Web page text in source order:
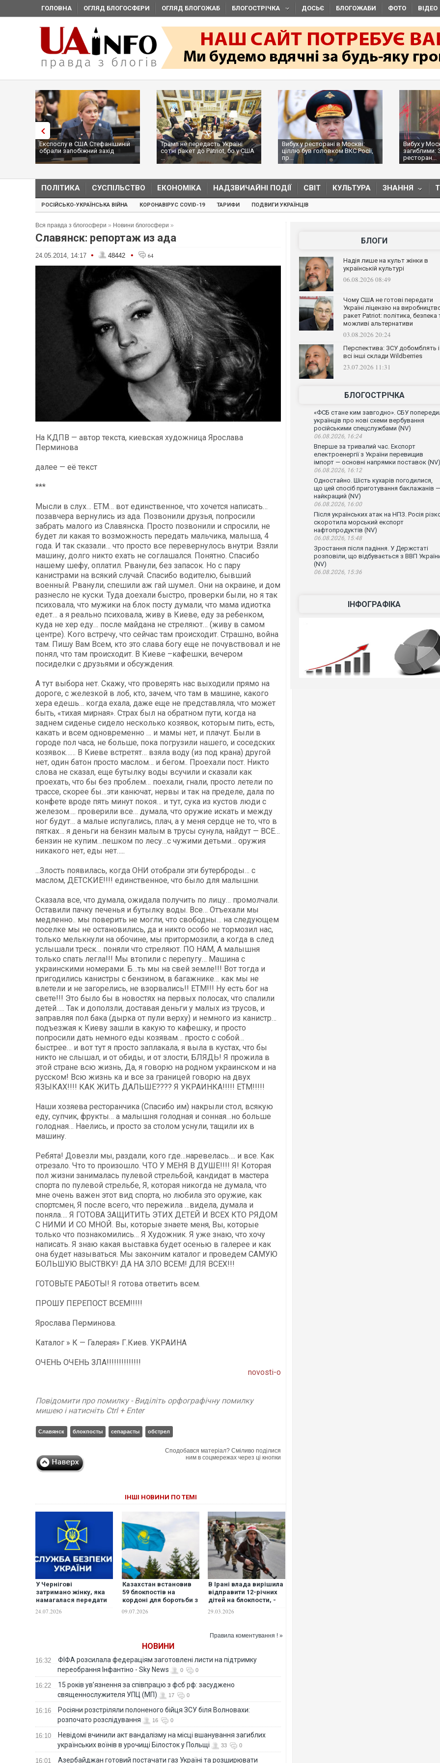
ГОЛОВНА ОГЛЯД БЛОГОСФЕРИ ОГЛЯД БЛОГОЖАБ БЛОГОСТРІЧКА ДОСЬЄ БЛОГОЖАБИ ФОТО ВІДЕО
Експослу в США Стефанішиній
обрали запобіжний захід
Трамп не передасть Україні
сотні ракет до Patriot, бо у США
...
Вибух у ресторані в Москві:
ціллю був головком ВКС Росії,
пр...
Вибух у
загиблими:
ресторан...
ПОЛІТИКА СУСПІЛЬСТВО ЕКОНОМІКА НАДЗВИЧАЙНІ ПОДІЇ СВІТ КУЛЬТУРА ЗНАННЯ
РОСІЙСЬКО-УКРАЇНСЬКА ВІЙНА КОРОНАВІРУС COVID-19 ТАРИФИ ПОДВИГИ УКРАЇНЦІВ
Вся правда з блогосфери » Новини блогосфери »
Славянск: репортаж из ада
24.05.2014, 14:17 • 48442 • 64
На КДПВ — автор текста, киевская художница Ярослава
Перминова
далее — её текст
***
Мысли в слух… ЕТМ… вот единственное, что хочется написать…
позавчера вернулись из ада. Позвонили друзья, попросили
забрать малого из Славянска. Просто позвонили и спросили, не
будет ли какая то возможность передать мальчика, малыша, 4
года. И так сказали… что просто все перевернулось внутри. Взяли
машину, долго никто ехать не соглашался. Понятно. Спасибо
нашему шефу, оплатил. Рванули, без запасок. Но с пару
канистрами на всякий случай. Спасибо водителю, бывший
военный. Рванули, спешили аж гай шумел.. Они на окраине, и дом
разнесло не куски. Туда доехали быстро, проверки были, но я так
психовала, что мужики на блок посту думали, что мама идиотка
едет… а я реально психовала, живу в Киеве, еду за ребенком,
куда не хер еду… после майдана не стреляют… (живу в самом
центре). Кого встречу, что сейчас там происходит. Страшно, война
там. Пишу Вам Всем, кто это слава богу еще не почувствовал и не
понял, что там происходит. В Киеве –кафешки, вечером
посиделки с друзьями и обсуждения.
А тут выбора нет. Скажу, что проверять нас выходили прямо на
дороге, с железкой в лоб, кто, зачем, что там в машине, какого
хера едешь… когда ехала, даже еще не представляла, что может
быть, «тихая мирная». Страх был на обратном пути, когда на
заднем сиденье сидело несколько козявок, которым пить, есть,
какать и всем одновременно … и мамы нет, и плачут. Были в
городе пол часа, не больше, пока погрузили нашего, и соседских
козявок…… В Киеве встретят… взяла воду (из под крана) другой
нет, один батон просто маслом… и бегом.. Проехали пост. Никто
слова не сказал, еще бутылку воды всучили и сказали как
проехать, что бы без проблем… поехали, гнали, просто летели по
трассе, скорее бы…эти канючат, нервы и так на пределе, дала по
конфете вроде пять минут покоя… и тут, сука из кустов люди с
железом…. проверили все… думала, что оружие искать и между
ног будут… а малые испугались, плач, а у меня сердце не то, что в
пятках… я деньги на бензин малым в трусы сунула, найдут — ВСЕ…
бензин не купим…пешком по лесу…с чужими детьми… оружия
никакого нет, еды нет…..
...Злость появилась, когда ОНИ отобрали эти бутерброды… с
маслом, ДЕТСКИЕ!!!! единственное, что было для малышни.
Сказала все, что думала, ожидала получить по лицу… промолчали.
Оставили пачку печенья и бутылку воды. Все… Отъехали мы
медленно.. мы поверить не могли, что свободны… на следующем
поселке мы не остановились, да и никто особо не тормозил нас,
только мелькнули на обочине, мы притормозили, а когда в след
услышали треск… поняли что стреляют. ПО НАМ, А малышня
только спать легла!!! Мы втопили с перепугу… Машина с
украинскими номерами. Б…ть мы на свей земле!!! Вот тогда и
пригодились канистры с бензином, в багажнике… как мы не
влетели и не загорелись, не взорвались!! ЕТМ!!! Ну есть бог на
свете!!! Это было бы в новостях на первых полосах, что спалили
детей….. Так и доползли, доставая деньги у малых из трусов, и
заправляя пол бака (дырка от пули верху) и немного из канистр…
подъезжая к Киеву зашли в какую то кафешку, и просто
попросили дать немного еды козявам… просто с собой…
быстрее… и вот тут я просто заплакала, я выла в кустах, что бы
никто не слышал, и от обиды, и от злости, БЛЯДЬ! Я прожила в
этой стране всю жизнь, Да, я говорю на родном украинском и на
русском! Всю жизнь ка и все за границей говорю на двух
ЯЗЫКАХ!!!! КАК ЖИТЬ ДАЛЬШЕ???? Я УКРАИНКА!!!!! ЕТМ!!!!!
Наши хозяева ресторанчика (Спасибо им) накрыли стол, всякую
еду, супчик, фрукты… а малышня голодная и сонная…но больше
голодная… Наелись, и просто за столом уснули, тащили их в
машину.
Ребята! Довезли мы, раздали, кого где…наревелась…. и все. Как
отрезало. Что то произошло. ЧТО У МЕНЯ В ДУШЕ!!!! Я! Которая
пол жизни занималась пулевой стрельбой, кандидат в мастера
спорта по пулевой стрельбе, Я, которая никогда не думала, что
мне очень важен этот вид спорта, но любила это оружие, как
спортсмен, Я после всего, что пережила …видела, думала и
поняла…. Я ГОТОВА ЗАЩИТИТЬ ЭТИХ ДЕТЕЙ И ВСЕХ КТО РЯДОМ
С НИМИ И СО МНОЙ. Вы, которые знаете меня, Вы, которые
только что познакомились… Я Художник. Я уже знаю, что хочу
написать. Я знаю какая выставка будет осенью в галерее и как
она будет называться. Мы закончим каталог и проведем САМУЮ
БОЛЬШУЮ ВЫСТВКУ! ДА НА ЗЛО ВСЕМ! ДЛЯ ВСЕХ!!!
ГОТОВЬТЕ РАБОТЫ! Я готова ответить всем.
ПРОШУ ПЕРЕПОСТ ВСЕМ!!!!!
Ярослава Перминова.
Каталог » К — Галерая» Г.Киев. УКРАИНА
ОЧЕНЬ ОЧЕНЬ ЗЛА!!!!!!!!!!!!!!
novosti-o
Повідомити про помилку - Виділіть орфографічну помилку
мишею і натисніть Ctrl + Enter
Славянск блокпосты сепарасты обстрел
Сподобався матеріал? Сміливо поділися
ним в соцмережах через ці кнопки
ІНШІ НОВИНИ ПО ТЕМІ
У Чернігові
затримано жінку, яка
намагалася передати
замасковану під
24.07.2026
Казахстан встановив
59 блокпостів на
кордоні для боротьби з
09.07.2026
В Ірані влада вирішила
відправити 12-річних
дітей на блокпости, -
29.03.2026
Правила коментування ! »
НОВИНИ
16:32
ФІФА розсилала федераціям заготовлені листи на підтримку
переобрання Інфантіно - Sky News
0 0
16:22
15 років ув’язнення за співпрацю з фсб рф: засуджено
священнослужителя УПЦ (МП)
17 0
16:16
Росіяни розстріляли полоненого бійця ЗСУ біля Волновахи:
розпочато розслідування
16 0
16:10
Невідомі вчинили акт вандалізму на місці вшанування загиблих
українських воїнів в урочищі Білосток у Польщі
33 0
16:01 Азербайджан готовий постачати газ Україні та розширювати
БЛОГИ
Надія лише на культ жінки в
українській культурі
06.08.2026 08:49
Чому США не готові передати
Україні ліцензію на
ракет Patriot: політика, безпека
можливі альтернативи
03.08.2026 20:24
Перспектива: ЗСУ добомблять і
всі інші склади Wildberries
23.07.2026 11:31
БЛОГОСТРІЧКА
«ФСБ стане ким завгодно». СБУ
українців про нові схеми вербування
російськими спецслужбами (NV)
06.08.2026, 16:24
Вперше за тривалий час. Експорт
електроенергії з України перевищив
імпорт — основні напрямки поставок (NV)
06.08.2026, 16:12
Одностайно. Шість кухарів погодилися,
що цей спосіб приготування баклажанів —
найкращий (NV)
06.08.2026, 16:00
Після українських атак на НПЗ. Росія
скоротила морський експорт
нафтопродуктів (NV)
06.08.2026, 15:48
Зростання після падіння. У Держстаті
розповіли, що відбувається з ВВП
(NV)
06.08.2026, 15:36
ІНФОГРАФІКА